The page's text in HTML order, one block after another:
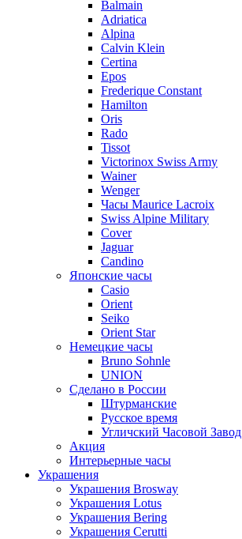
Balmain
Adriatica
Alpina
Calvin Klein
Certina
Epos
Frederique Constant
Hamilton
Oris
Rado
Tissot
Victorinox Swiss Army
Wainer
Wenger
Часы Maurice Lacroix
Swiss Alpine Military
Cover
Jaguar
Candino
Японские часы
Casio
Orient
Seiko
Orient Star
Немецкие часы
Bruno Sohnle
UNION
Сделано в России
Штурманские
Русское время
Угличский Часовой Завод
Акция
Интерьерные часы
Украшения
Украшения Brosway
Украшения Lotus
Украшения Bering
Украшения Cerutti